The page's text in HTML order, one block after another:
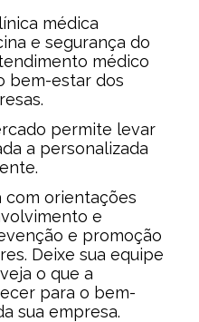
médica
e segurança do
médico
bem-estar dos
permite levar
a personalizada
com orientações
e
e promoção
Deixe sua equipe
o que a
para o bem-
sua empresa.